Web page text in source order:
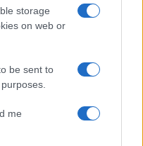
storage
on web or
be sent to
me